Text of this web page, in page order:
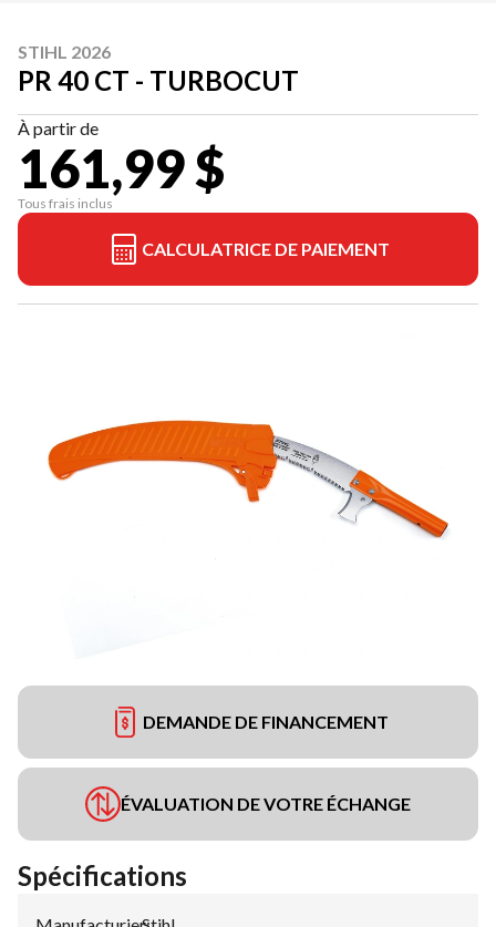
STIHL 2026
PR 40 CT - TURBOCUT
À partir de
161,99 $
Tous frais inclus
CALCULATRICE DE PAIEMENT
DEMANDE DE FINANCEMENT
ÉVALUATION DE VOTRE ÉCHANGE
Spécifications